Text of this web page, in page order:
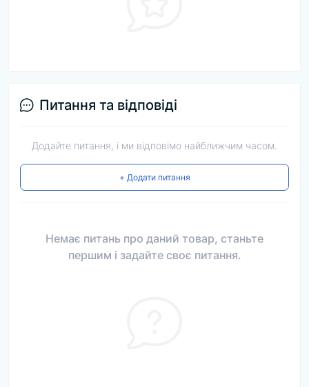
Питання та відповіді
Додайте питання, і ми відповімо найближчим часом.
+ Додати питання
Немає питань про даний товар, станьте
першим і задайте своє питання.